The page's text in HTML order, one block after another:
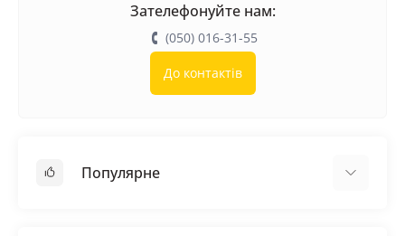
Зателефонуйте нам:
(050) 016-31-55
До контактів
Популярне